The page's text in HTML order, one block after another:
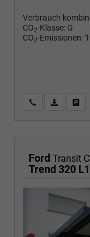
Verbrauch
CO2-Klasse: G
CO2-Emissionen:
Wir rufen Sie an
PDF-
Ford Transit